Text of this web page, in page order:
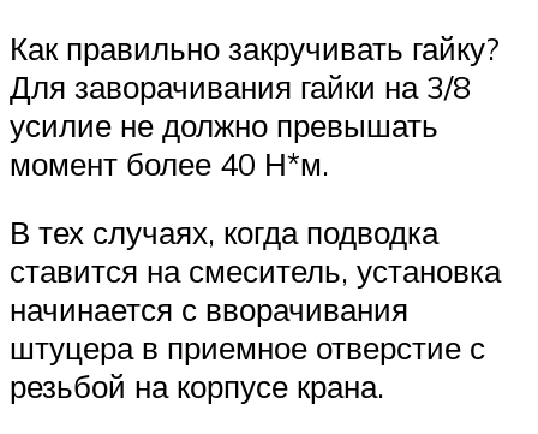
Как правильно закручивать гайку?
Для заворачивания гайки на 3/8
усилие не должно превышать
момент более 40 Н*м.
В тех случаях, когда подводка
ставится на смеситель, установка
начинается с вворачивания
штуцера в приемное отверстие с
резьбой на корпусе крана.